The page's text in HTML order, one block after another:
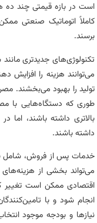
است در بازه قیمتی چند ده
کاملاً اتوماتیک صنعتی
برسند.
تکنولوژی‌های جدیدتری
می‌توانند هزینه را افزایش
تولید را بهبود می‌بخشند.
طوری که دستگاه‌هایی با
بالاتری داشته باشند، اما
داشته باشند.
خدمات پس از فروش، شامل
می‌تواند بخشی از هزینه‌های
اقتصادی ممکن است تغییر
انجام شود و با
نیازها و بودجه موجود